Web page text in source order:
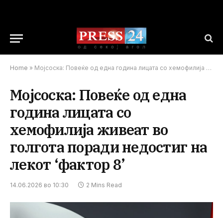
Home » Мојсоска: Повеќе од една година лицата со хемофилија живеат во голгота поради недостиг на лекот ‘фактор 8’
Мојсоска: Повеќе од една
година лицата со
хемофилија живеат во
голгота поради недостиг на
лекот ‘фактор 8’
14.06.2026 во 10:30 2 Mins Read